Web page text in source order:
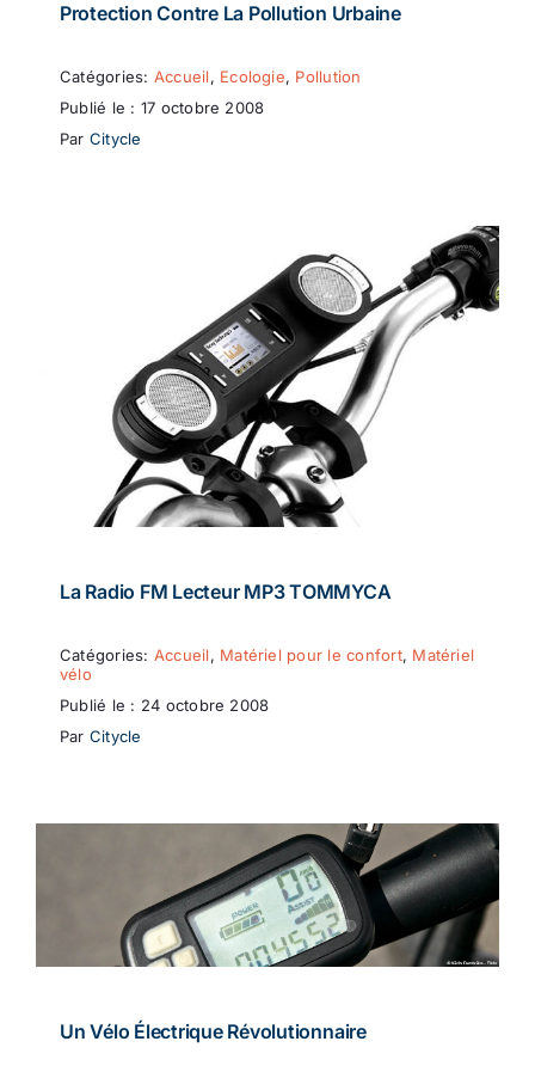
Protection Contre La Pollution Urbaine
Catégories: Accueil, Ecologie, Pollution
Publié le : 17 octobre 2008
Par Citycle
La Radio FM Lecteur MP3 TOMMYCA
Catégories: Accueil, Matériel pour le confort, Matériel
vélo
Publié le : 24 octobre 2008
Par Citycle
Un Vélo Électrique Révolutionnaire